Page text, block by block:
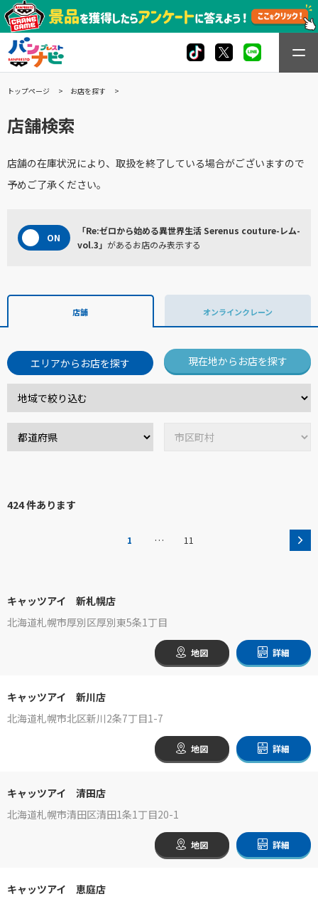
トップページ お店を探す
店舗検索
店舗の在庫状況により、取扱を終了している場合がございますので
予めご了承ください。
「Re:ゼロから始める異世界生活 Serenus couture-レム-
vol.3」 があるお店のみ表示する
店舗 オンラインクレーン
エリアからお店を探す 現在地からお店を探す
424 件あります
1 … 11
キャッツアイ 新札幌店
北海道札幌市厚別区厚別東5条1丁目
地図 詳細
キャッツアイ 新川店
北海道札幌市北区新川2条7丁目1-7
地図 詳細
キャッツアイ 清田店
北海道札幌市清田区清田1条1丁目20-1
地図 詳細
キャッツアイ 恵庭店